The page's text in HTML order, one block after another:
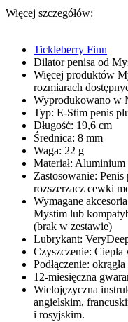
Więcej szczegółów:
Tickleberry Finn
Dilator penisa od
Więcej produktów
rozmiarach
Wyprodukowano w
Typ: E-Stim penis
Długość: 19,6 cm
Średnica: 8 mm
Waga: 22 g
Materiał:
Zastosowanie:
rozszerzacz cewki
Wymagane
Mystim lub
(brak w zestawie)
Lubrykant:
Czyszczenie:
Podłączenie:
12-miesięczna
Wielojęzyczna
angielskim,
i rosyjskim.